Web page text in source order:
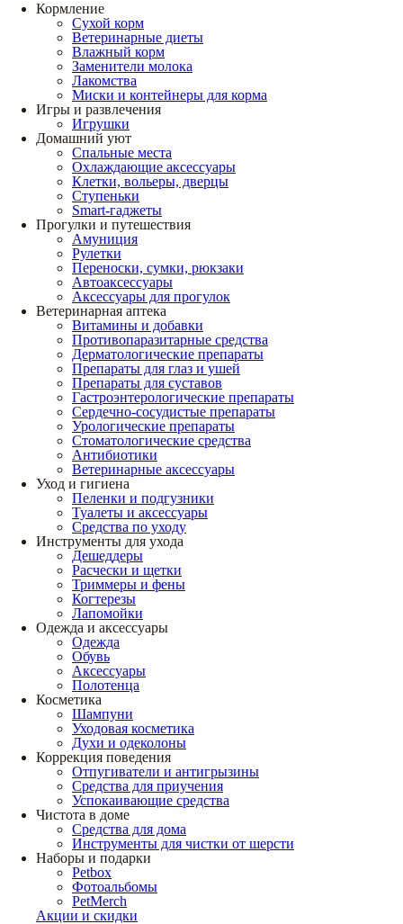
Кормление
Сухой корм
Ветеринарные диеты
Влажный корм
Заменители молока
Лакомства
Миски и контейнеры для корма
Игры и развлечения
Игрушки
Домашний уют
Спальные места
Охлаждающие аксессуары
Клетки, вольеры, дверцы
Ступеньки
Smart-гаджеты
Прогулки и путешествия
Амуниция
Рулетки
Переноски, сумки, рюкзаки
Автоаксессуары
Аксессуары для прогулок
Ветеринарная аптека
Витамины и добавки
Противопаразитарные средства
Дерматологические препараты
Препараты для глаз и ушей
Препараты для суставов
Гастроэнтерологические препараты
Сердечно-сосудистые препараты
Урологические препараты
Стоматологические средства
Антибиотики
Ветеринарные аксессуары
Уход и гигиена
Пеленки и подгузники
Туалеты и аксессуары
Средства по уходу
Инструменты для ухода
Дешеддеры
Расчески и щетки
Триммеры и фены
Когтерезы
Лапомойки
Одежда и аксессуары
Одежда
Обувь
Аксессуары
Полотенца
Косметика
Шампуни
Уходовая косметика
Духи и одеколоны
Коррекция поведения
Отпугиватели и антигрызины
Средства для приучения
Успокаивающие средства
Чистота в доме
Средства для дома
Инструменты для чистки от шерсти
Наборы и подарки
Petbox
Фотоальбомы
PetMerch
Акции и скидки